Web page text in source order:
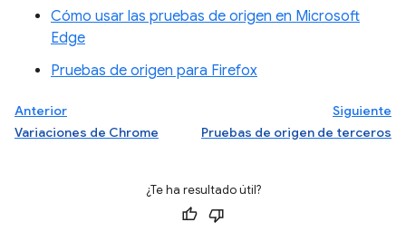
Cómo usar las pruebas de origen en Microsoft
Edge
Pruebas de origen para Firefox
Anterior
Variaciones de Chrome
Siguiente
Pruebas de origen de terceros
¿Te ha resultado útil?